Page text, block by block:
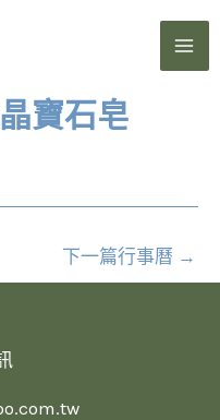
寶石皂
下一篇行事曆 →